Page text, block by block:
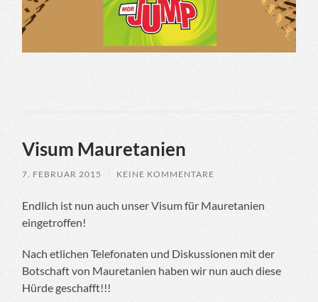
Visum Mauretanien
7. FEBRUAR 2015 KEINE KOMMENTARE
Endlich ist nun auch unser Visum für Mauretanien
eingetroffen!
Nach etlichen Telefonaten und Diskussionen mit der
Botschaft von Mauretanien haben wir nun auch diese
Hürde geschafft!!!